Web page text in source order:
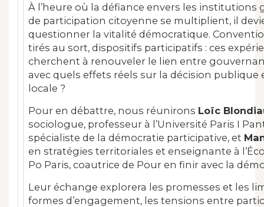
À l’heure où la défiance envers les institutions
de participation citoyenne se multiplient, il
questionner la vitalité démocratique.
tirés au sort, dispositifs participatifs : ces
cherchent à renouveler le lien entre
avec quels effets réels sur la décision publique
locale ?
Pour en débattre, nous réunirons Loïc
sociologue, professeur à l’Université Paris I
spécialiste de la démocratie participative, et
en stratégies territoriales et enseignante à
Po Paris, coautrice de Pour en finir avec la
Leur échange explorera les promesses et les
formes d’engagement, les tensions entre